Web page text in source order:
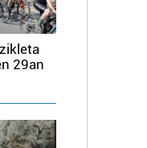
29an